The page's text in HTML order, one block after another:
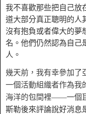
我不喜歡那些把自己放
道大部分真正聰明的人
沒有抱負或者偉大的夢
名。他們仍然認為自己
人。
幾天前，我有幸參加了
一個活動組織者作為我
海洋的包間裡——一個
斯勒後來評論說好消息